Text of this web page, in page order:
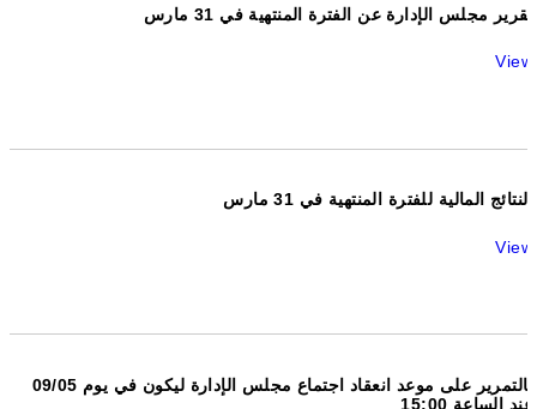
تقرير مجلس الإدارة عن الفترة المنتهية في 31 مارس
View
النتائج المالية للفترة المنتهية في 31 مارس
View
بالتمرير على موعد انعقاد اجتماع مجلس الإدارة ليكون في يوم 09/05
عند الساعة 15:00